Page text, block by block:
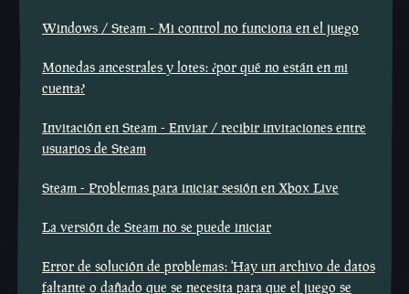
Windows / Steam - Mi control no funciona en el juego
Monedas ancestrales y lotes: ¿por qué no están en mi
cuenta?
Invitación en Steam - Enviar / recibir invitaciones entre
usuarios de Steam
Steam - Problemas para iniciar sesión en Xbox Live
La versión de Steam no se puede iniciar
Error de solución de problemas: 'Hay un archivo de datos
faltante o dañado que se necesita para que el juego se